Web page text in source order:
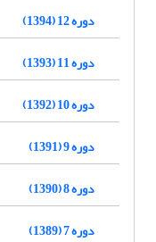
دوره 12 (1394)
دوره 11 (1393)
دوره 10 (1392)
دوره 9 (1391)
دوره 8 (1390)
دوره 7 (1389)